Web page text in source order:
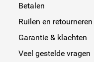
Betalen
Ruilen en retourneren
Garantie & klachten
Veel gestelde vragen